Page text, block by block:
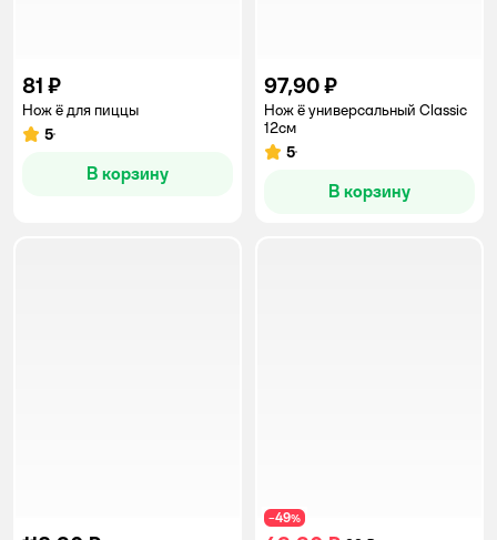
81 ₽
Нож ё для пиццы
Рейтинг:
5
В корзину
97,90 ₽
Нож ё универсальный Classic
12cм
Рейтинг:
5
В корзину
−49%